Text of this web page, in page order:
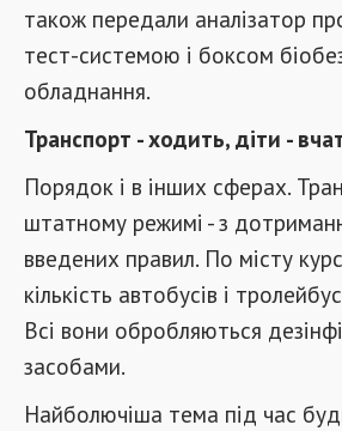
також передали аналізатор
тест-системою і боксом
обладнання.
Транспорт - ходить, діти -
Порядок і в інших сферах.
штатному режимі - з
введених правил. По місту
кількість автобусів і
Всі вони обробляються
засобами.
Найболючіша тема під час